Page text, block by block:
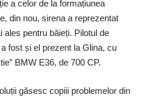
a celor de la formațiunea
din nou, sirena a reprezentat
ales pentru băieți. Pilotul de
fost și el prezent la Glina, cu
BMW E36, de 700 CP.
găsesc copiii problemelor din